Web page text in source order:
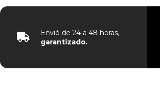
Envió de 24 a 48 horas,
garantizado.